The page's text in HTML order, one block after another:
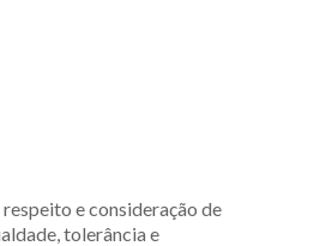
e consideração de
tolerância e